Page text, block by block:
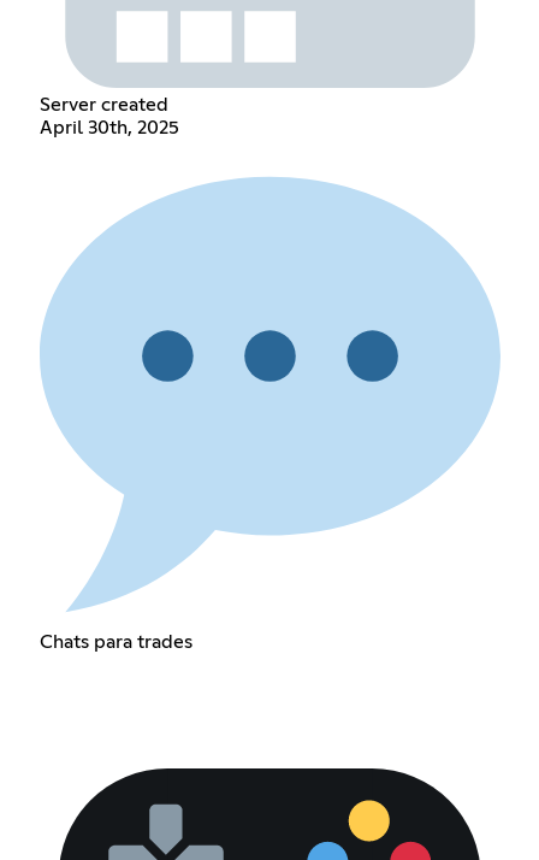
Server created
April 30th, 2025
Chats para trades